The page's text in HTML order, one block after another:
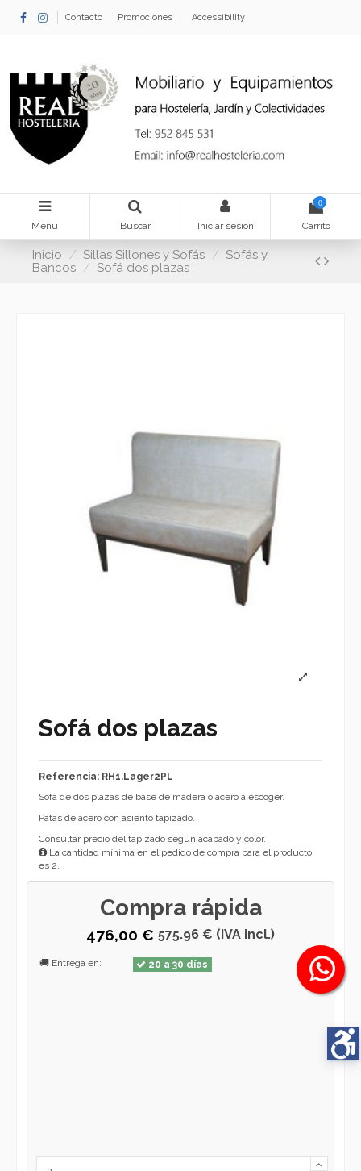
Contacto Promociones Accessibility
Menu Buscar Iniciar sesión
0
Carrito
Inicio Sillas Sillones y Sofás
Sofás y
Bancos
Sofá dos plazas
Sofá dos plazas
Referencia: RH1.Lager2PL
Sofa de dos plazas de base de madera o acero a escoger.
Patas de acero con asiento tapizado.
Consultar precio del tapizado según acabado y color.
La cantidad mínima en el pedido de compra para el producto
es 2.
Compra rápida
476,00 € 575.96 € (IVA incl.)
🚚 Entrega en: 20 a 30 días